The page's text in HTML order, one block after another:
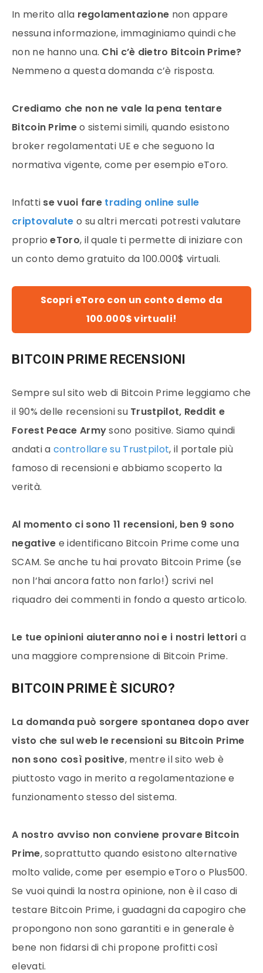
In merito alla regolamentazione non appare
nessuna informazione, immaginiamo quindi che
non ne hanno una. Chi c’è dietro Bitcoin Prime?
Nemmeno a questa domanda c’è risposta.
Crediamo che non ne vale la pena tentare
Bitcoin Primeo sistemi simili, quando esistono
broker regolamentati UE e che seguono la
normativa vigente, come per esempio eToro.
Infatti se vuoi fare trading online sulle
criptovalute o su altri mercati potresti valutare
proprioeToro, il quale ti permette di iniziare con
un conto demo gratuito da 100.000$ virtuali.
Scopri eToro con un conto demo da
100.000$ virtuali!
BITCOIN PRIME RECENSIONI
Sempre sul sito web di Bitcoin Prime leggiamo che
il 90% delle recensioni su Trustpilot, Reddit e
Forest Peace Armysono positive. Siamo quindi
andati a controllare su Trustpilot, il portale più
famoso di recensioni e abbiamo scoperto la
verità.
Al momento ci sono 11 recensioni, ben 9 sono
negative e identificano Bitcoin Prime come una
SCAM. Se anche tu hai provato Bitcoin Prime (se
non l’hai ancora fatto non farlo!) scrivi nel
riquadro dei commenti in fondo a questo articolo.
Le tue opinioni aiuteranno noi e i nostri lettori a
una maggiore comprensione di Bitcoin Prime.
BITCOIN PRIME È SICURO?
La domanda può sorgere spontanea dopo aver
visto che sul web le recensioni su Bitcoin Prime
non sono così positive, mentre il sito web è
piuttosto vago in merito a regolamentazione e
funzionamento stesso del sistema.
A nostro avviso non conviene provare Bitcoin
Prime, soprattutto quando esistono alternative
molto valide, come per esempio eToro o Plus500.
Se vuoi quindi la nostra opinione, non è il caso di
testare Bitcoin Prime, i guadagni da capogiro che
propongono non sono garantiti e in generale è
bene non fidarsi di chi propone profitti così
elevati.